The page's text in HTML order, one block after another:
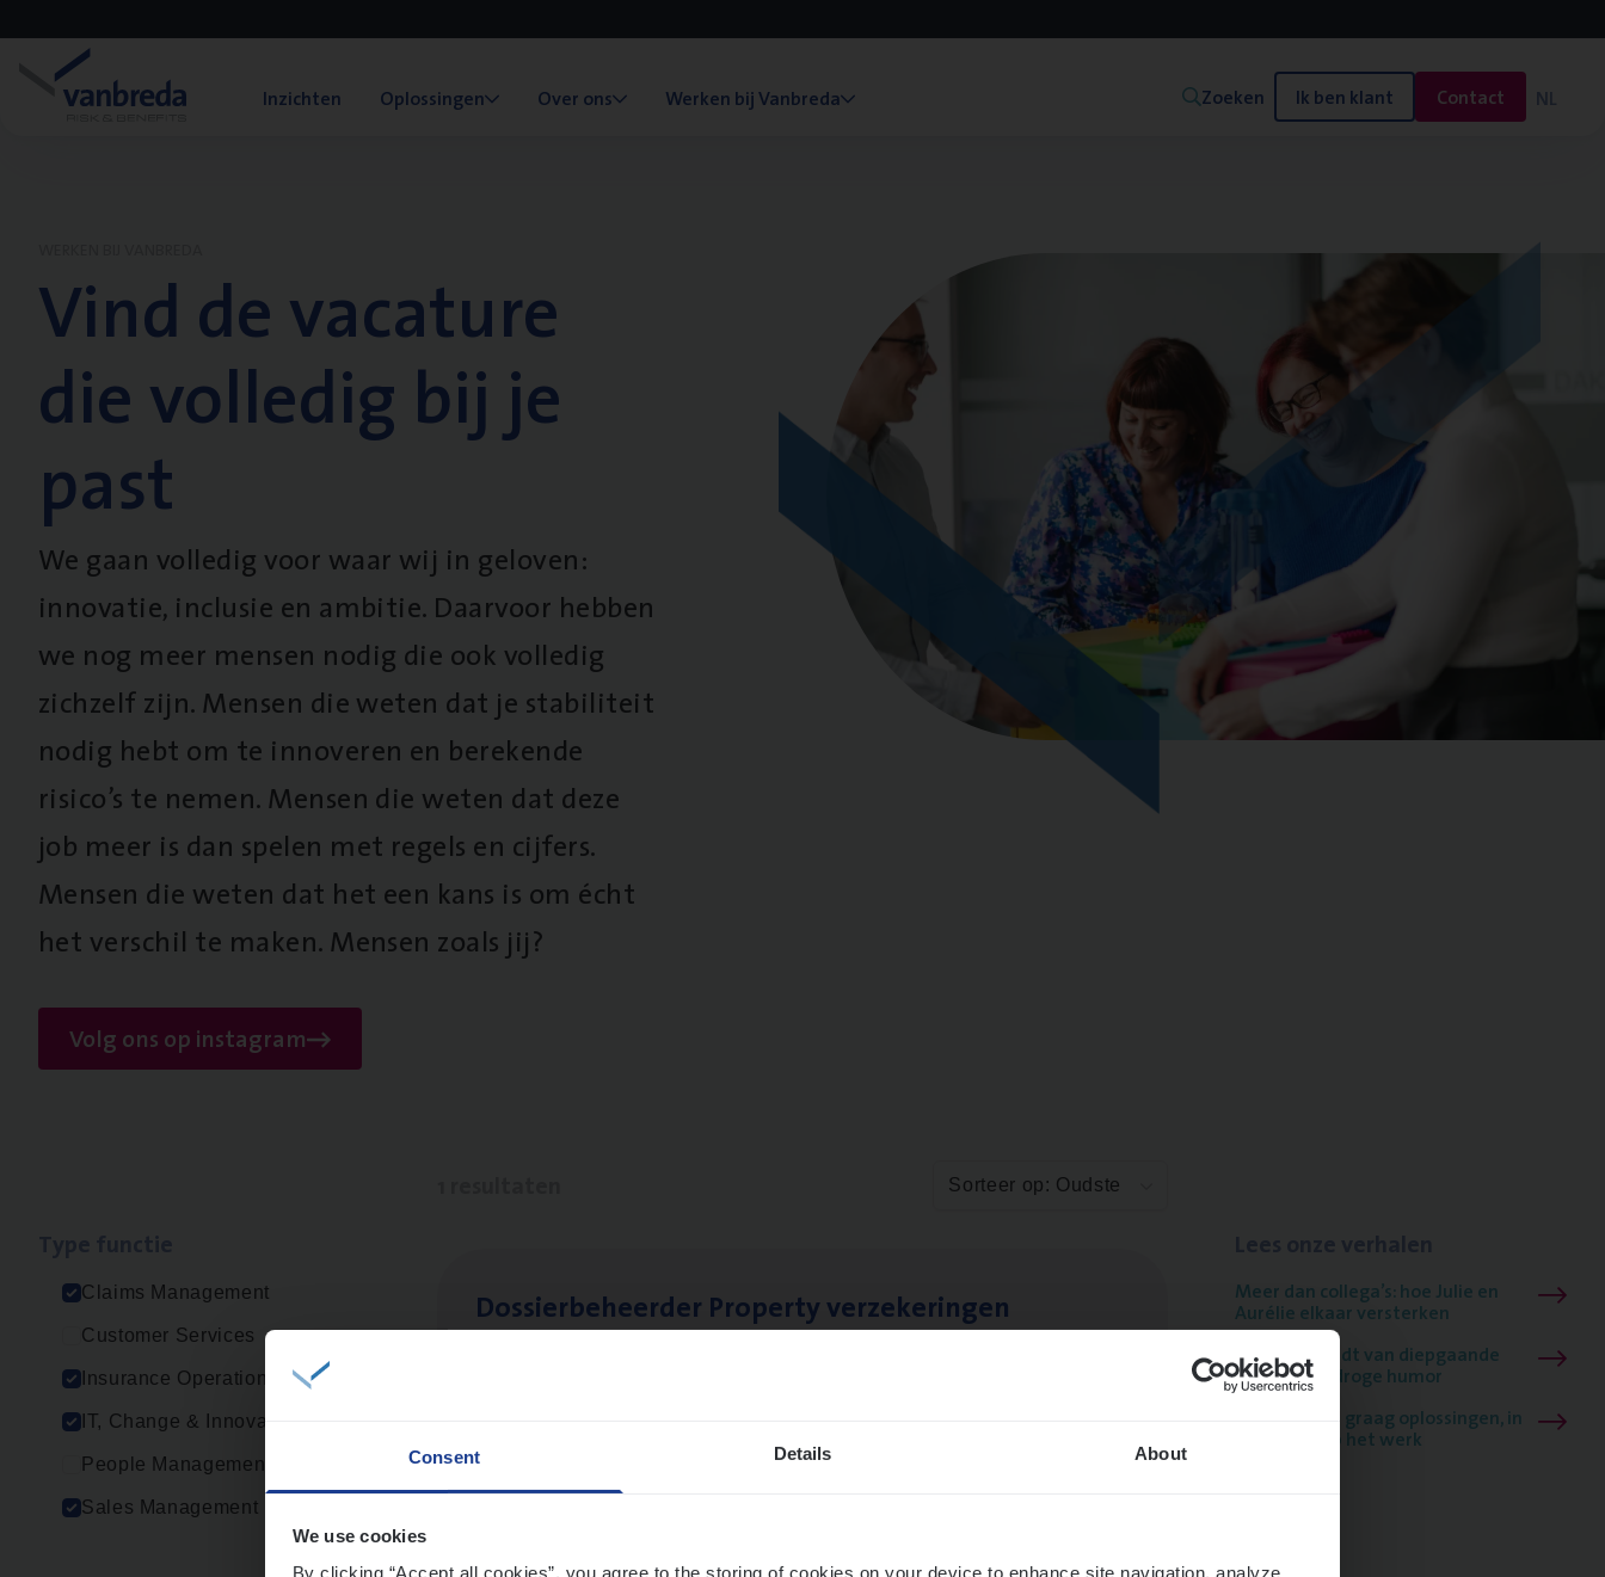
Consent Details About
We use cookies
Inzichten Oplossingen Over ons Werken bij Vanbreda Zoeken Ik ben klant Contact NL
Vind de vacature
die volledig bij je
past
We gaan volledig voor waar wij in geloven:
innovatie, inclusie en ambitie. Daarvoor hebben
we nog meer mensen nodig die ook volledig
zichzelf zijn. Mensen die weten dat je stabiliteit
nodig hebt om te innoveren en berekende
risico’s te nemen. Mensen die weten dat deze
job meer is dan spelen met regels en cijfers.
Mensen die weten dat het een kans is om écht
het verschil te maken. Mensen zoals jij?
Volg ons op instagram
Claims Management
Customer Services
Insurance Operations
IT, Change & Innovation
People Management
Sales Management
Sorteer op: Oudste
Dos­sier­be­heer­der Pro­per­ty verzekeringen Meer dan collega’s: hoe Julie en
Aurélie elkaar versterken
Mathias houdt van diepgaande
dossiers én droge humor
Thalia zoekt graag oplossingen, in
games én op het werk